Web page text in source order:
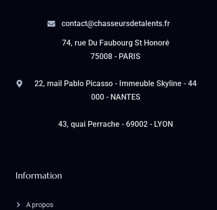
Information
A propos
contact@chasseursdetalents.fr
74, rue Du Faubourg St Honoré
75008 - PARIS
22, mail Pablo Picasso - Immeuble Skyline - 44
000 - NANTES
43, quai Perrache - 69002 - LYON